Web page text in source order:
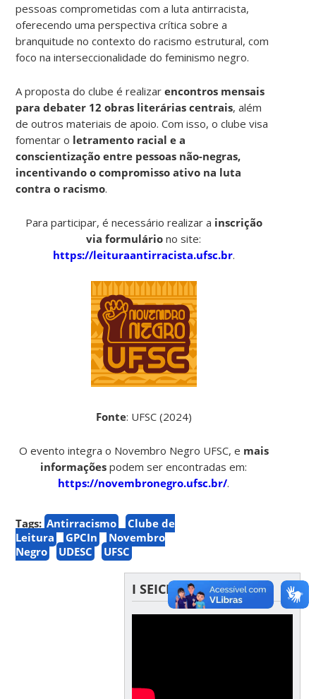
pessoas comprometidas com a luta antirracista,
oferecendo uma perspectiva crítica sobre a
branquitude no contexto do racismo estrutural, com
foco na interseccionalidade do feminismo negro.
A proposta do clube é realizar encontros mensais
para debater 12 obras literárias centrais, além
de outros materiais de apoio. Com isso, o clube visa
fomentar o letramento racial e a
conscientização entre pessoas não-negras,
incentivando o compromisso ativo na luta
contra o racismo.
Para participar, é necessário realizar a inscrição
via formulário no site:
https://leituraantirracista.ufsc.br.
Fonte: UFSC (2024)
O evento integra o Novembro Negro UFSC, e mais
informações podem ser encontradas em:
https://novembronegro.ufsc.br/.
Tags: Antirracismo
Clube de
Leitura
GPCIn
Novembro
Negro
UDESC UFSC
I SEICIn & III SEPCIn